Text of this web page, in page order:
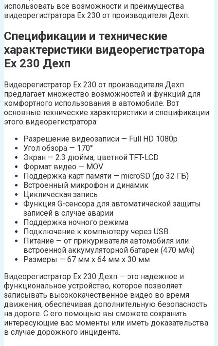
использовать все возможности и преимущества
видеорегистратора Ех 230 от производителя Дехп.
Спецификации и технические
характеристики видеорегистратора
Ех 230 Дехп
Видеорегистратор Ех 230 от производителя Дехп
предлагает множество возможностей и функций для
комфортного использования в автомобиле. Вот
основные технические характеристики и спецификации
этого видеорегистратора:
Разрешение видеозаписи — Full HD 1080p
Угол обзора — 170°
Экран — 2.3 дюйма, цветной TFT-LCD
Формат видео — MOV
Поддержка карт памяти — microSD (до 32 ГБ)
Встроенный микрофон и динамик
Циклическая запись
Функция G-сенсора для автоматической защиты
записей в случае аварии
Поддержка ночного режима
Подключение к компьютеру через USB
Питание — от прикуривателя автомобиля или
встроенной аккумуляторной батареи (470 мАч)
Размеры — 67 мм x 64 мм x 30 мм
Видеорегистратор Ех 230 Дехп — это надежное и
функциональное устройство, которое позволяет
записывать высококачественное видео во время
движения, обеспечивая дополнительную безопасность
на дороге. С его помощью вы сможете сохранить
интересующие вас моменты или иметь доказательства
в случае дорожного инцидента.